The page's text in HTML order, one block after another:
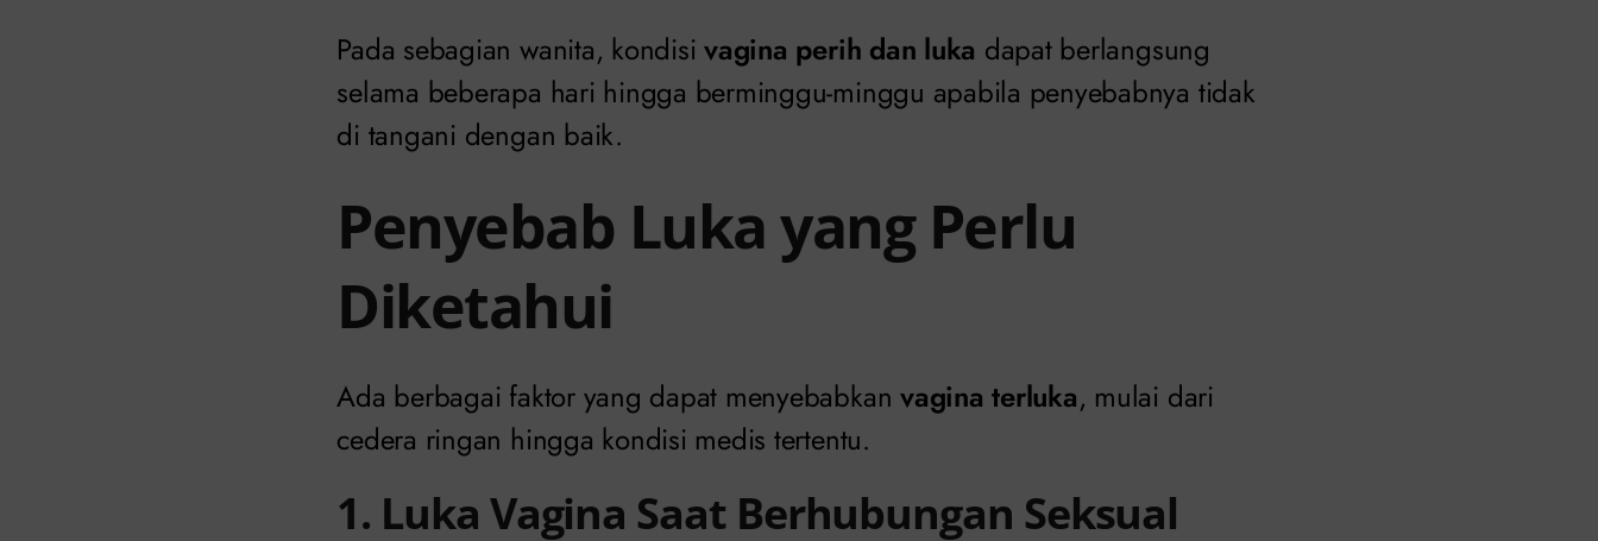
Pada sebagian wanita, kondisivagina perih dan luka dapat berlangsung
selama beberapa hari hingga berminggu-minggu apabila penyebabnya tidak
di tangani dengan baik.
Penyebab Luka yang Perlu
Diketahui
Ada berbagai faktor yang dapat menyebabkanvagina terluka, mulai dari
cedera ringan hingga kondisi medis tertentu.
1. Luka Vagina Saat Berhubungan Seksual